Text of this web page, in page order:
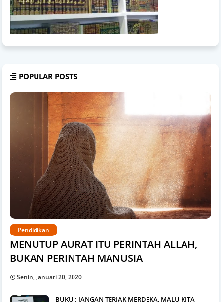
POPULAR POSTS
Pendidikan
MENUTUP AURAT ITU PERINTAH ALLAH,
BUKAN PERINTAH MANUSIA
Senin, Januari 20, 2020
BUKU : JANGAN TERIAK MERDEKA, MALU KITA